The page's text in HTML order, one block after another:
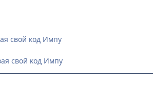
свой код Импу
свой код Импу